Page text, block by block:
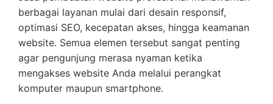
berbagai layanan mulai dari desain responsif,
optimasi SEO, kecepatan akses, hingga keamanan
website. Semua elemen tersebut sangat penting
agar pengunjung merasa nyaman ketika
mengakses website Anda melalui perangkat
komputer maupun smartphone.